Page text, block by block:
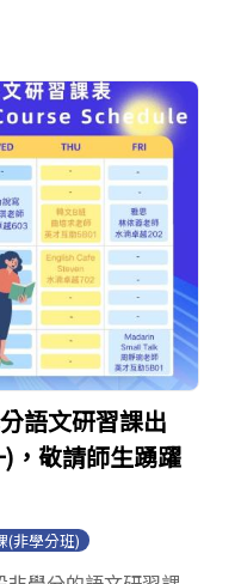
語文研習課出
，敬請師生踴躍
(非學分班)